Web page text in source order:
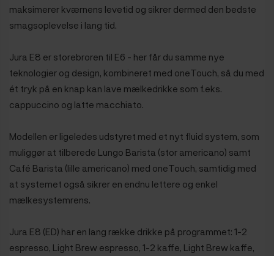
maksimerer kværnens levetid og sikrer dermed den bedste
smagsoplevelse i lang tid.
Jura E8 er storebroren til E6 - her får du samme nye
teknologier og design, kombineret med oneTouch, så du med
ét tryk på en knap kan lave mælkedrikke som f.eks.
cappuccino og latte macchiato.
Modellen er ligeledes udstyret med et nyt fluid system, som
muliggør at tilberede Lungo Barista (stor americano) samt
Café Barista (lille americano) med oneTouch, samtidig med
at systemet også sikrer en endnu lettere og enkel
mælkesystemrens.
Jura E8 (ED) har en lang række drikke på programmet: 1-2
espresso, Light Brew espresso, 1-2 kaffe, Light Brew kaffe,